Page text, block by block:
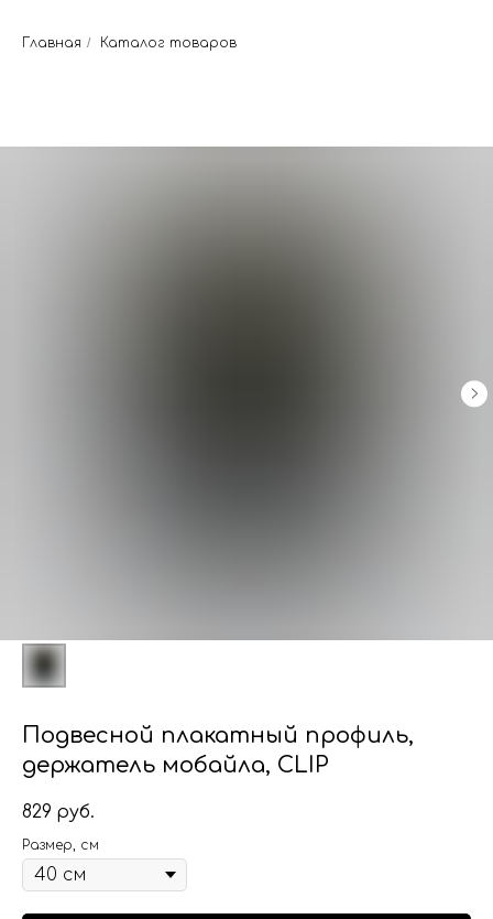
Главная / Каталог товаров
Подвесной плакатный профиль,
держатель мобайла, CLIP
829 руб.
Размер, см